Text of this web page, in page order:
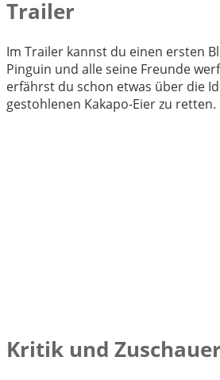
Trailer
Im Trailer kannst du einen ersten
Pinguin und alle seine Freunde
erfährst du schon etwas über die
gestohlenen Kakapo-Eier zu retten.
Kritik und